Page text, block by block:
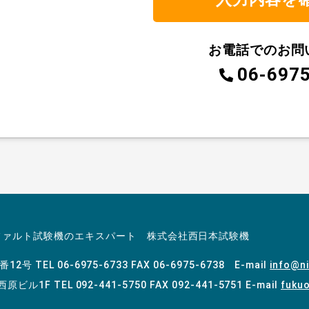
お電話でのお
06-
ルト試験機のエキスパート 株式会社西日本試験機
12号 TEL 06-6975-6733 FAX 06-6975-6738 E-mail
原ビル1F TEL 092-441-5750 FAX 092-441-5751 E-mail